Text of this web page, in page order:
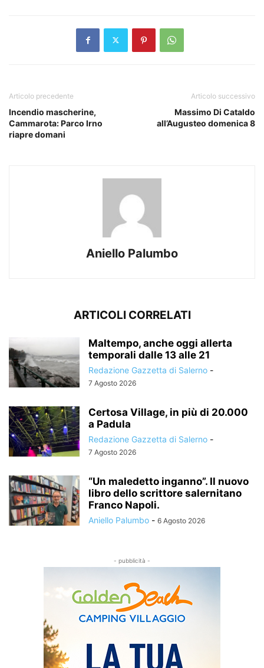
Articolo precedente
Incendio mascherine,
Cammarota: Parco Irno
riapre domani
Articolo successivo
Massimo Di Cataldo
all’Augusteo domenica 8
Aniello Palumbo
ARTICOLI CORRELATI
Maltempo, anche oggi allerta
temporali dalle 13 alle 21
Redazione Gazzetta di Salerno -
7 Agosto 2026
Certosa Village, in più di 20.000
a Padula
Redazione Gazzetta di Salerno -
7 Agosto 2026
“Un maledetto inganno”. Il nuovo
libro dello scrittore salernitano
Franco Napoli.
Aniello Palumbo - 6 Agosto 2026
- pubblicità -